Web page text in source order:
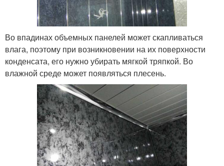
Во впадинах объемных панелей может скапливаться
влага, поэтому при возникновении на их поверхности
конденсата, его нужно убирать мягкой тряпкой. Во
влажной среде может появляться плесень.